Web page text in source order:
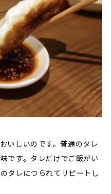
いしいのです。普通のタレ
です。タレだけでご飯がい
タレにつられてリピートし